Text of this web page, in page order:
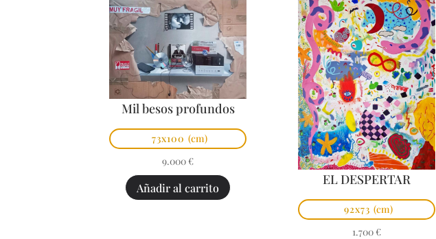
Mil besos profundos
73x100 (cm)
9.000 €
Añadir al carrito
EL DESPERTAR
92x73 (cm)
1.700 €